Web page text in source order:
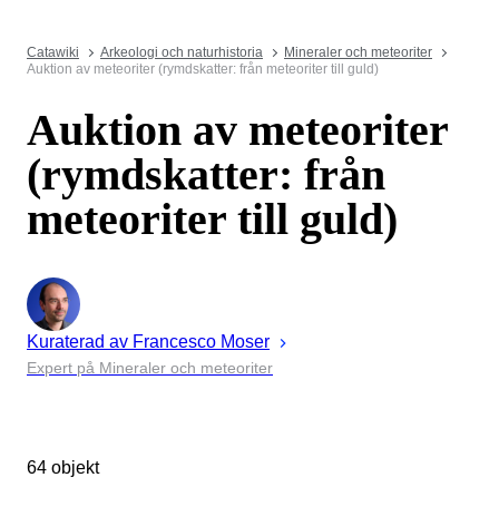
Catawiki Arkeologi och naturhistoria
Mineraler och meteoriter
Auktion av meteoriter (rymdskatter: från meteoriter till guld)
Auktion av meteoriter
(rymdskatter: från
meteoriter till guld)
Kuraterad av Francesco Moser
Expert på Mineraler och meteoriter
64 objekt